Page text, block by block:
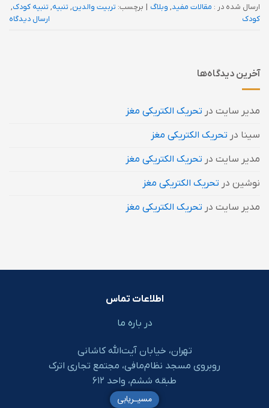
ارسال شده در : مقالات مفید, وبلاگ | برچسب: تربیت والدین, تنبیه, تنبیه کودک,
کودک
ارسال دیدگاه
آخرین دیدگاه‌ها
مدیر سایت در تحریک الکتریکی مغز
سینا در تحریک الکتریکی مغز
مدیر سایت در تحریک الکتریکی مغز
نوشین در تحریک الکتریکی مغز
مدیر سایت در تحریک الکتریکی مغز
اطلاعات تماس
در باره ما
تهران، خیابان آیت‌الله کاشانی
روبروی مسجد نظام‌مافی، مجتمع تجاری اترک
طبقه ششم، واحد ۶۱۲
مسیـریابی